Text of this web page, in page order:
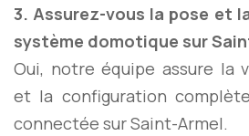
3. Assurez-vous la pose et
système domotique sur
Oui, notre équipe assure la
et la configuration
connectée sur Saint-Armel.